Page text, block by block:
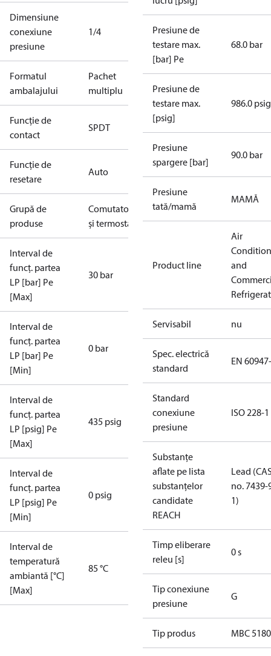
Dimensiune
conexiune
presiune
1/4
Formatul
ambalajului
Pachet
multiplu
Funcție de
contact
SPDT
Funcție de
resetare
Auto
Grupă de
produse
Comutatoare
și termostate
Interval de
funcț. partea
LP [bar] Pe
[Max]
30 bar
Interval de
funcț. partea
LP [bar] Pe
[Min]
0 bar
Interval de
funcț. partea
LP [psig] Pe
[Max]
435 psig
Interval de
funcț. partea
LP [psig] Pe
[Min]
0 psig
Interval de
temperatură
ambiantă [°C]
[Max]
85 °C
Presiune de
testare max.
[bar] Pe
68.0 bar
Presiune de
testare max.
[psig]
986.0 psig
Presiune
spargere [bar]
90.0 bar
Presiune
tată/mamă
MAMĂ
Product line
Air
and
Servisabil nu
Spec. electrică
standard
EN
Standard
conexiune
presiune
ISO 228-1
Substanțe
aflate pe lista
substanțelor
candidate
REACH
Lead
no. 7439-
1)
Timp eliberare
releu [s]
0 s
Tip conexiune
presiune
G
Tip produs MBC 5180